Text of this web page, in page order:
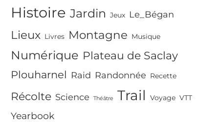
Histoire Jardin Jeux Le_Bégan
Lieux Livres Montagne Musique
Numérique Plateau de Saclay
Plouharnel Raid Randonnée Recette
Récolte Science Théâtre Trail Voyage VTT
Yearbook